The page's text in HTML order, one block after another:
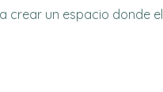
crear un espacio donde el